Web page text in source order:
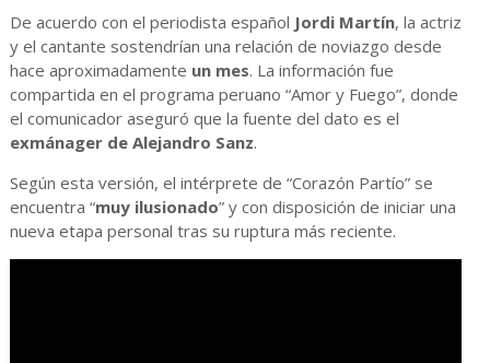
De acuerdo con el periodista español Jordi Martín, la actriz
y el cantante sostendrían una relación de noviazgo desde
hace aproximadamente un mes. La información fue
compartida en el programa peruano “Amor y Fuego”, donde
el comunicador aseguró que la fuente del dato es el
exmánager de Alejandro Sanz.
Según esta versión, el intérprete de “Corazón Partío” se
encuentra “muy ilusionado” y con disposición de iniciar una
nueva etapa personal tras su ruptura más reciente.